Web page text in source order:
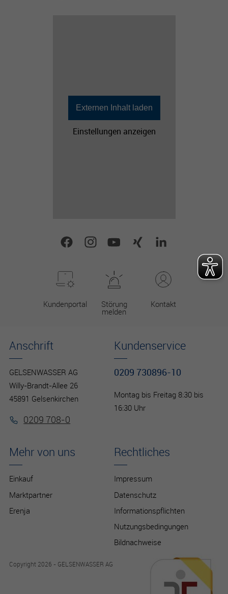
Externen Inhalt laden
Einstellungen anzeigen
Kundenportal Störung
melden
Kontakt
Mehr von uns
Einkauf
Marktpartner
Erenja
Rechtliches
Impressum
Datenschutz
Informationspflichten
Nutzungsbedingungen
Bildnachweise
Kundenservice
0209 730896-10
Montag bis Freitag 8:30 bis
16:30 Uhr
Anschrift
GELSENWASSER AG
Willy-Brandt-Allee 26
45891 Gelsenkirchen
0209 708-0
Copyright 2026 - GELSENWASSER AG